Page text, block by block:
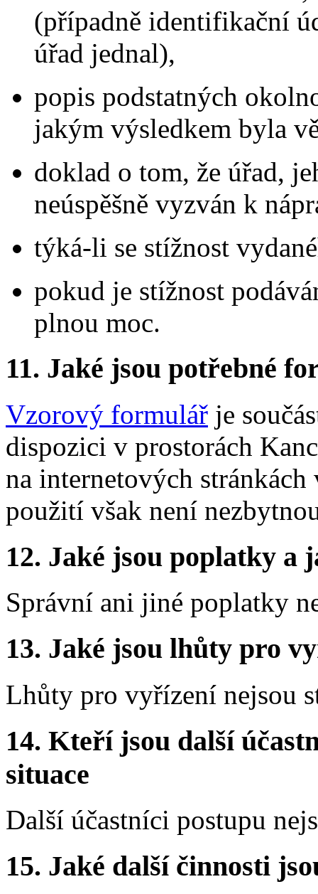
(případně identifikační
úřad jednal),
popis podstatných
jakým výsledkem byla
doklad o tom, že úřad,
neúspěšně vyzván k
týká-li se stížnost
pokud je stížnost
plnou moc.
11. Jaké jsou potřebné
Vzorový formulář je
dispozici v prostorách
na internetových stránkách
použití však není
12. Jaké jsou poplatky a
Správní ani jiné poplatky
13. Jaké jsou lhůty pro
Lhůty pro vyřízení nejsou
14. Kteří jsou další
situace
Další účastníci postupu
15. Jaké další činnosti